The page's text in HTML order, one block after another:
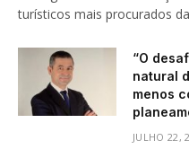
turísticos mais procurados
“O
natural
menos
JULHO 22,